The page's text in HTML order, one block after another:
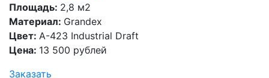
Площадь: 2,8 м2
Материал: Grandex
Цвет: A-423 Industrial Draft
Цена: 13 500 рублей
Заказать